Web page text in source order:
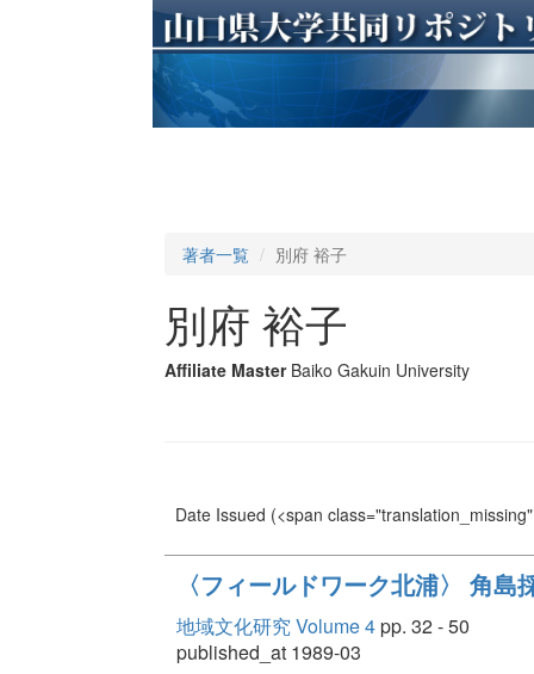
著者一覧 別府 裕子
別府 裕子
Affiliate Master Baiko Gakuin University
Date Issued (<span
〈フィールドワーク北浦〉 角島
地域文化研究 Volume 4pp. 32 - 50
published_at 1989-03